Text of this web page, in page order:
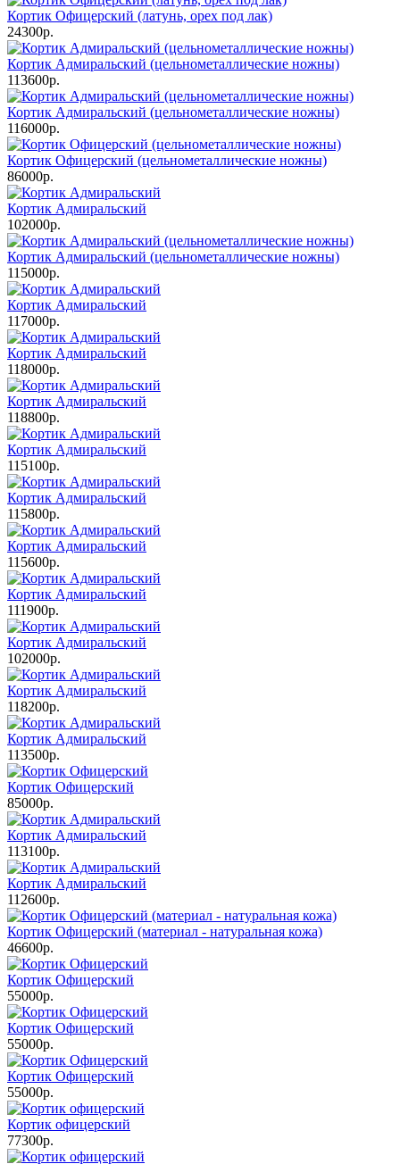
Кортик Офицерский (латунь, орех под лак)
24300р.
Кортик Адмиральский (цельнометаллические ножны)
113600р.
Кортик Адмиральский (цельнометаллические ножны)
116000р.
Кортик Офицерский (цельнометаллические ножны)
86000р.
Кортик Адмиральский
102000р.
Кортик Адмиральский (цельнометаллические ножны)
115000р.
Кортик Адмиральский
117000р.
Кортик Адмиральский
118000р.
Кортик Адмиральский
118800р.
Кортик Адмиральский
115100р.
Кортик Адмиральский
115800р.
Кортик Адмиральский
115600р.
Кортик Адмиральский
111900р.
Кортик Адмиральский
102000р.
Кортик Адмиральский
118200р.
Кортик Адмиральский
113500р.
Кортик Офицерский
85000р.
Кортик Адмиральский
113100р.
Кортик Адмиральский
112600р.
Кортик Офицерский (материал - натуральная кожа)
46600р.
Кортик Офицерский
55000р.
Кортик Офицерский
55000р.
Кортик Офицерский
55000р.
Кортик офицерский
77300р.